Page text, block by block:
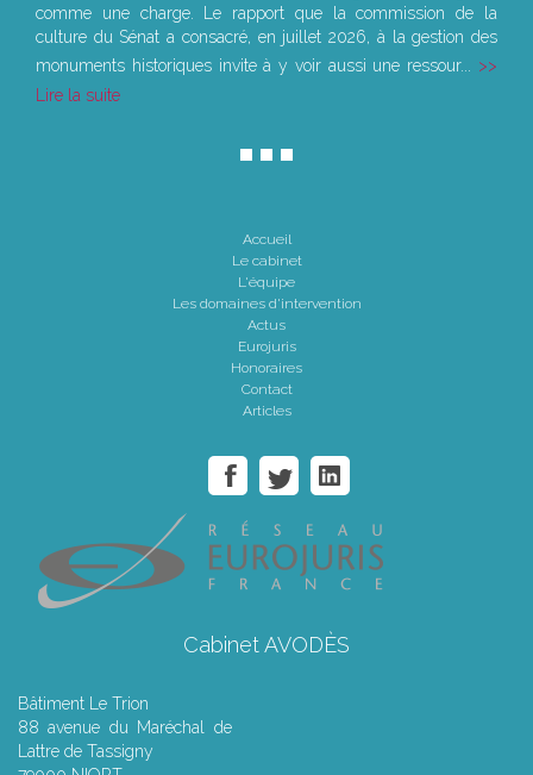
comme une charge. Le rapport que la commission de la
culture du Sénat a consacré, en juillet 2026, à la gestion des
monuments historiques invite à y voir aussi une ressour...
Lire la suite
Accueil
Le cabinet
L'équipe
Les domaines d'intervention
Actus
Eurojuris
Honoraires
Contact
Articles
Cabinet AVODÈS
Bâtiment Le Trion
88 avenue du Maréchal de
Lattre de Tassigny